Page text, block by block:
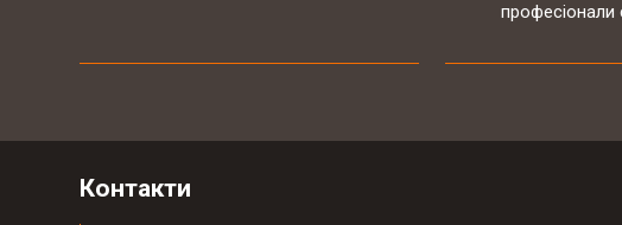
2017
професіонали
Контакти